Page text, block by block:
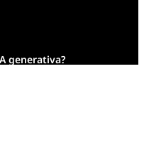
generativa?